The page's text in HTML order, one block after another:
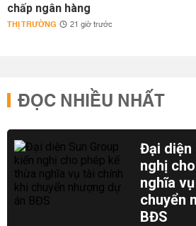
chấp ngân hàng
THỊ TRƯỜNG 21 giờ trước
ĐỌC NHIỀU NHẤT
Đại diện
nghị
nghĩa
chuyển
BĐS